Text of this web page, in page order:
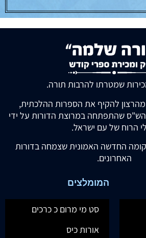
שמטרתו להרבות תורה.
להקיף את הספרות ההלכתית,
הש"ס שהתפתחה במרוצת הדורות על ידי
הרוח של עם ישראל.
החדשה האמונית שצמחה בדורות
האחרונים.
המומלצים
סט מי מרום כ כרכים
אורות כיס